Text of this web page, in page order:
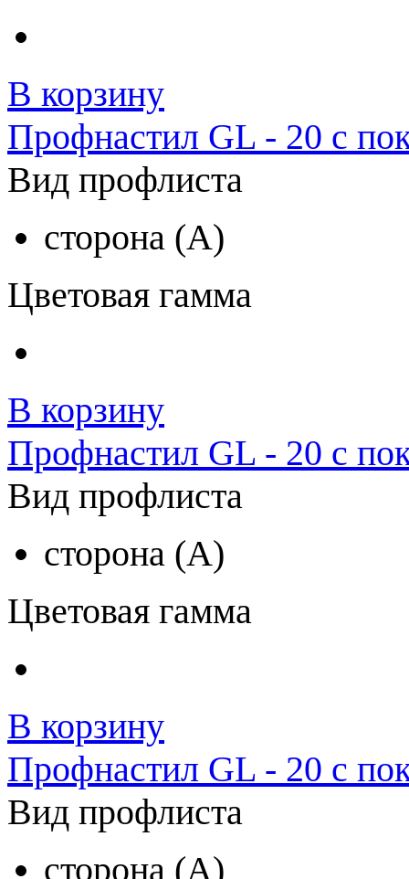
В корзину
Профнастил GL - 20 с
Вид профлиста
сторона (A)
Цветовая гамма
В корзину
Профнастил GL - 20 с
Вид профлиста
сторона (A)
Цветовая гамма
В корзину
Профнастил GL - 20 с
Вид профлиста
сторона (A)